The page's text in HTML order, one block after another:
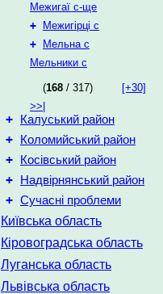
Межигаї с-ще
+
Межигірці с
+
Мельна с
Мельники с
(168 / 317) [+30]
>>|
+ Калуський район
+ Коломийський район
+ Косівський район
+ Надвірнянський район
+ Сучасні проблеми
Київська область
Кіровоградська область
Луганська область
Львівська область